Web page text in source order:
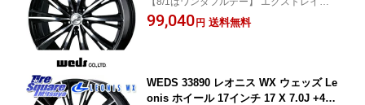
5穴 114.3 ホイールのみ 4本価格 eビタ
ーラ C-HR 90系ノア/ヴォクシー カロー
ヴェ
-TRAIL 日産 リーフ LEAF CR-V アコード ヴ
ェゼル VEZEL シビック CX-5 CX5 MAZDA
99,040円 送料無料
WEDS 33890 レオニス WX ウェッズ Le
onis ホイール 17インチ 17 X 7.0J +47